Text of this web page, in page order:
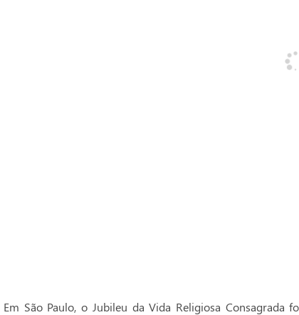
Em São Paulo, o Jubileu da Vida Religiosa